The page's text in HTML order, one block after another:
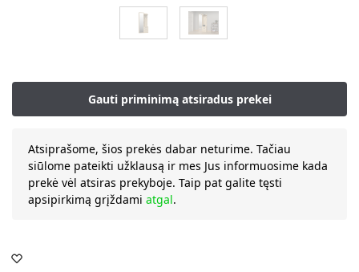
Atsiprašome, šios prekės dabar neturime. Tačiau
siūlome pateikti užklausą ir mes Jus informuosime kada
prekė vėl atsiras prekyboje. Taip pat galite tęsti
apsipirkimą grįždami atgal.